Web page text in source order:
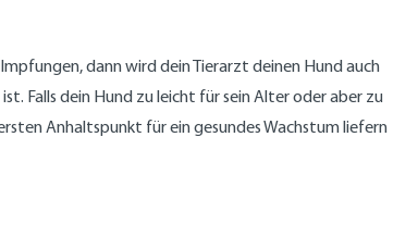
dann wird dein Tierarzt deinen Hund auch
Falls dein Hund zu leicht für sein Alter oder aber zu
Anhaltspunkt für ein gesundes Wachstum liefern